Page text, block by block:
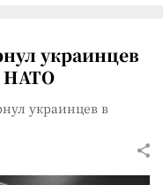
украинцев
НАТО
украинцев в